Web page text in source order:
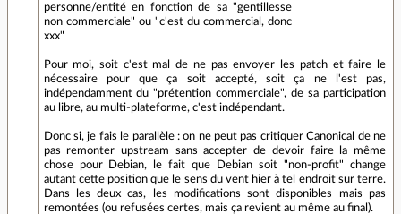
personne/entité en fonction de sa "gentillesse
non commerciale" ou "c'est du commercial, donc
xxx"
Pour moi, soit c'est mal de ne pas envoyer les patch et faire le
nécessaire pour que ça soit accepté, soit ça ne l'est pas,
indépendamment du "prétention commerciale", de sa participation
au libre, au multi-plateforme, c'est indépendant.
Donc si, je fais le parallèle : on ne peut pas critiquer Canonical de ne
pas remonter upstream sans accepter de devoir faire la même
chose pour Debian, le fait que Debian soit "non-profit" change
autant cette position que le sens du vent hier à tel endroit sur terre.
Dans les deux cas, les modifications sont disponibles mais pas
remontées (ou refusées certes, mais ça revient au même au final).